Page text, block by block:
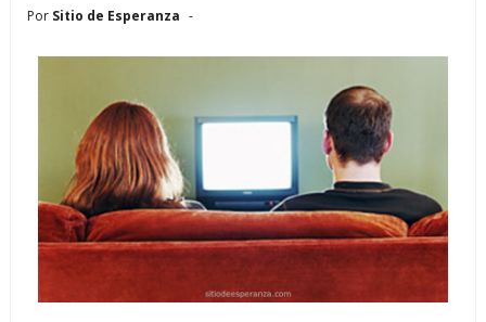
Por Sitio de Esperanza